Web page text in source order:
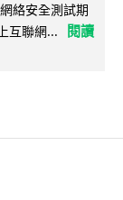
絡安全測試期
互聯網...
閱讀